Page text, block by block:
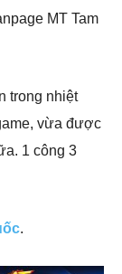
MT Tam
trong nhiệt
vừa được
1 công 3
.